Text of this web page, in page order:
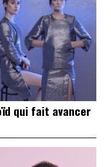
qui fait avancer